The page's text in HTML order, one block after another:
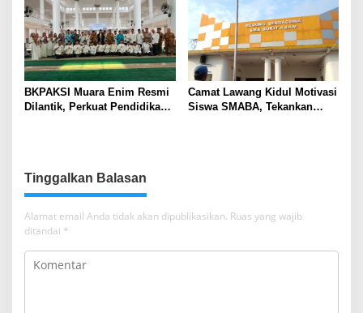
Mutiara
BKPAKSI Muara Enim Resmi
Dilantik, Perkuat Pendidikan
Camat Lawang Kidul Motivasi
Siswa SMABA, Tekankan
Tinggalkan Balasan
Alamat email Anda tidak akan dipublikasikan. Ruas yang wajib
ditandai *